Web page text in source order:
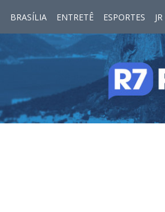
BRASÍLIA ENTRETÊ ESPORTES